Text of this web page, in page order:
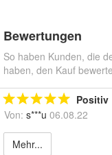
Bewertungen
So haben Kunden, die
haben, den Kauf
Positiv
Von: s***u 06.08.22
Mehr...